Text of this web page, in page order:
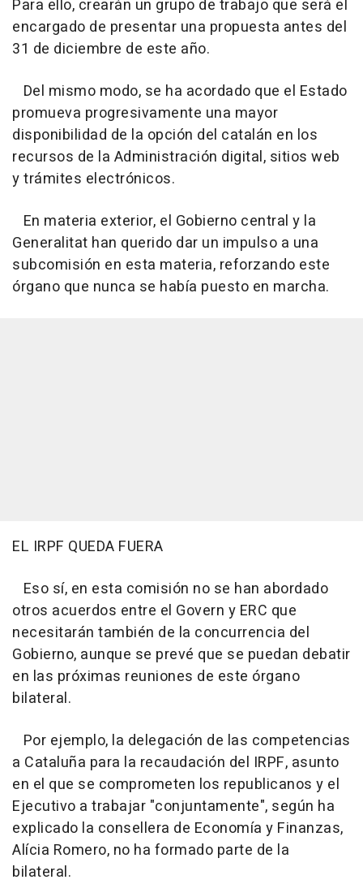
Para ello, crearán un grupo de trabajo que será el
encargado de presentar una propuesta antes del
31 de diciembre de este año.
Del mismo modo, se ha acordado que el Estado
promueva progresivamente una mayor
disponibilidad de la opción del catalán en los
recursos de la Administración digital, sitios web
y trámites electrónicos.
En materia exterior, el Gobierno central y la
Generalitat han querido dar un impulso a una
subcomisión en esta materia, reforzando este
órgano que nunca se había puesto en marcha.
EL IRPF QUEDA FUERA
Eso sí, en esta comisión no se han abordado
otros acuerdos entre el Govern y ERC que
necesitarán también de la concurrencia del
Gobierno, aunque se prevé que se puedan debatir
en las próximas reuniones de este órgano
bilateral.
Por ejemplo, la delegación de las competencias
a Cataluña para la recaudación del IRPF, asunto
en el que se comprometen los republicanos y el
Ejecutivo a trabajar "conjuntamente", según ha
explicado la consellera de Economía y Finanzas,
Alícia Romero, no ha formado parte de la
bilateral.